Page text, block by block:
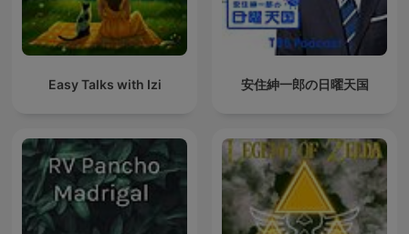
Easy Talks with Izi 安住紳一郎の日曜天国